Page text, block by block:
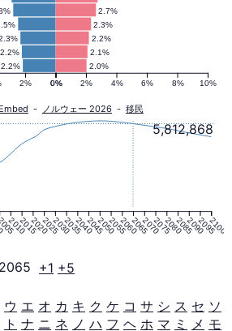
2.0%
2.2%
2.1%
2.2%
2.2%
2.3%
2.7%
0% 2% 4% 6% 8% 10%
2% 0%
Embed - ノルウェー 2026 - 移民
2010201520202025203020352040204520502055206020652070207520802085209020952100
5,812,868
2065 +1 +5
ウ エ オ カ キ ク ケ コ サ シ ス セ ソ
ト ナ ニ ネ ノ ハ フ ヘ ホ マ ミ メ モ